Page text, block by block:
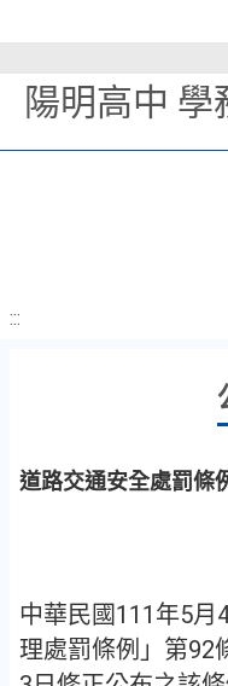
陽明高中 學
:::
道路交通安全處罰條
中華民國111年5月
理處罰條例」第92